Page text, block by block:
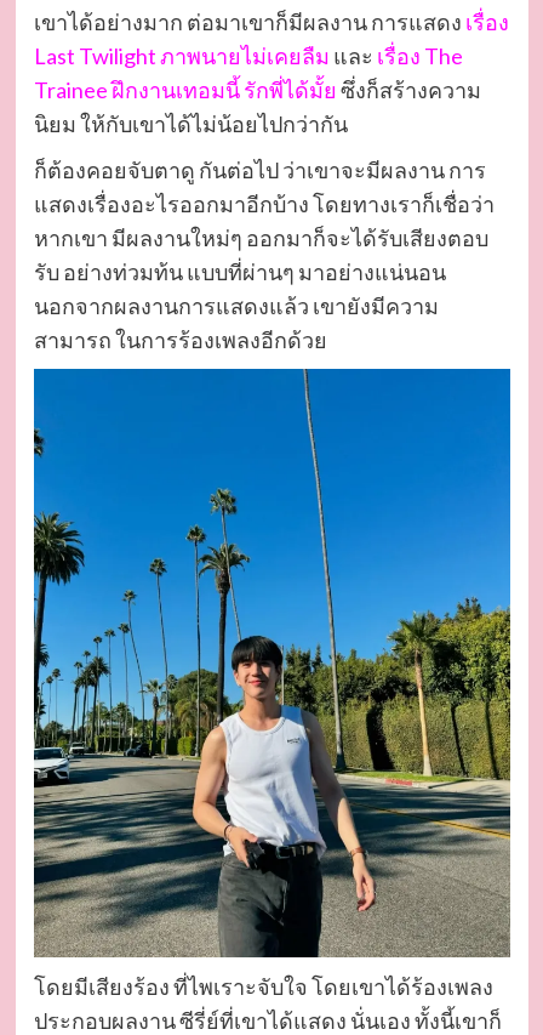
เขาได้อย่างมาก ต่อมาเขาก็มีผลงาน การแสดง เรื่อง
Last Twilight ภาพนายไม่เคยลืม และ เรื่อง The
Trainee ฝึกงานเทอมนี้ รักพี่ได้มั้ย ซึ่งก็สร้างความ
นิยม ให้กับเขาได้ไม่น้อยไปกว่ากัน
ก็ต้องคอยจับตาดู กันต่อไป ว่าเขาจะมีผลงาน การ
แสดงเรื่องอะไรออกมาอีกบ้าง โดยทางเราก็เชื่อว่า
หากเขา มีผลงานใหม่ๆ ออกมาก็จะได้รับเสียงตอบ
รับ อย่างท่วมท้น แบบที่ผ่านๆ มาอย่างแน่นอน
นอกจากผลงานการแสดงแล้ว เขายังมีความ
สามารถ ในการร้องเพลงอีกด้วย
โดยมีเสียงร้อง ที่ไพเราะจับใจ โดยเขาได้ร้องเพลง
ประกอบผลงาน ซีรี่ย์ที่เขาได้แสดง นั่นเอง ทั้งนี้เขาก็